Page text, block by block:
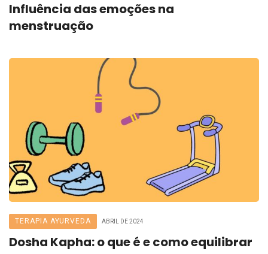
Influência das emoções na
menstruação
TERAPIA AYURVEDA ABRIL DE 2024
Dosha Kapha: o que é e como equilibrar